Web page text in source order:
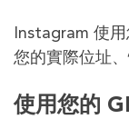
Instagram 使
您的實際位址
使用您的